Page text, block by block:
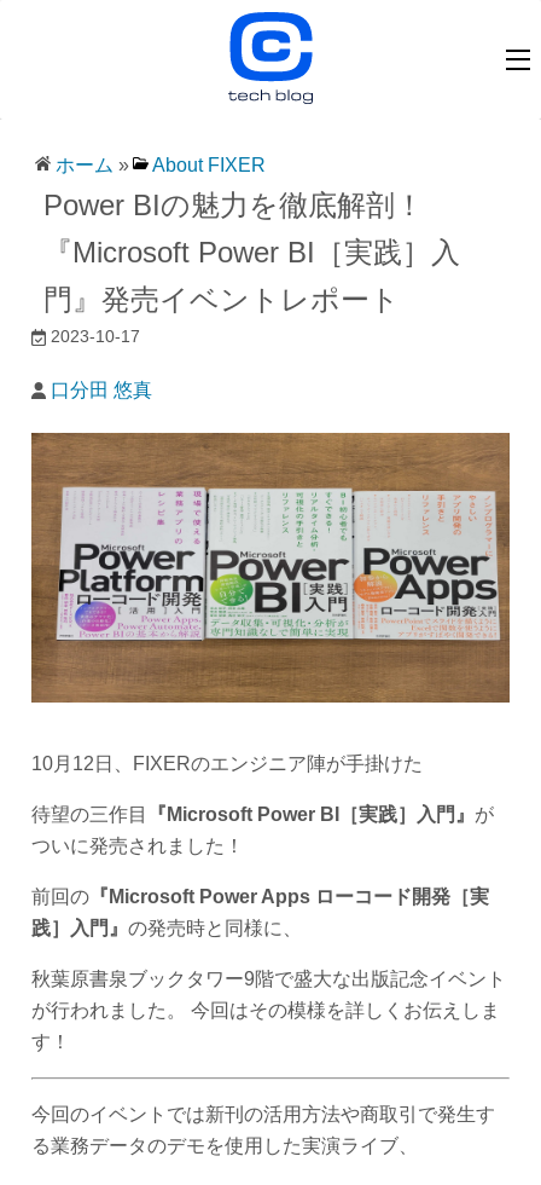
ホーム » About FIXER
Power BIの魅力を徹底解剖！
『Microsoft Power BI［実践］入
門』発売イベントレポート
2023-10-17
口分田 悠真
10月12日、FIXERのエンジニア陣が手掛けた
待望の三作目 『Microsoft Power BI［実践］入門』 が
ついに発売されました！
前回の『Microsoft Power Apps ローコード開発［実
践］入門』 の発売時と同様に、
秋葉原書泉ブックタワー9階で盛大な出版記念イベント
が行われました。 今回はその模様を詳しくお伝えしま
す！
今回のイベントでは新刊の活用方法や商取引で発生す
る業務データのデモを使用した実演ライブ、